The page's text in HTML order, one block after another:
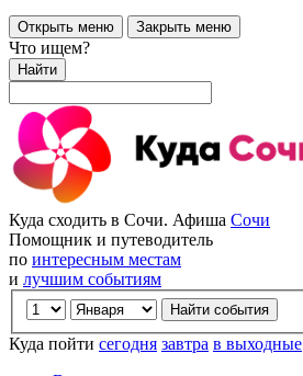
Открыть меню Закрыть меню
Что ищем?
Найти
Куда сходить в Сочи. Афиша Сочи
Помощник и путеводитель
по интересным местам
и лучшим событиям
Куда пойти сегодня завтра в выходные